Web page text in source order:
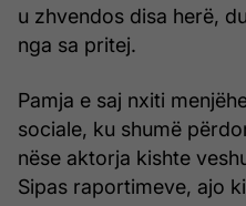
u zhvendos disa herë,
nga sa pritej.
Pamja e saj nxiti
sociale, ku shumë
nëse aktorja kishte
Sipas raportimeve, ajo